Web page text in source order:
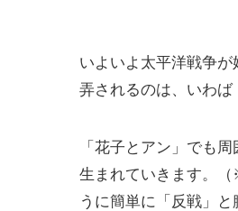
いよいよ太平洋戦争
弄されるのは、いわば
「花子とアン」でも
生まれていきます。
うに簡単に「反戦」